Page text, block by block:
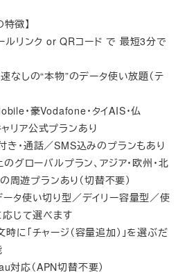
徴】
ルリンク or QRコード で 最短3分で
なしの“本物”のデータ使い放題（テ
・豪Vodafone・タイAIS・仏
リア公式プランあり
き・通話／SMS込みのプランもあり
グローバルプラン、アジア・欧州・北
周遊プランあり（切替不要）
タ使い切り型／デイリー容量型／使
じて選べます
に「チャージ（容量追加）」を選ぶだ
応（APN切替不要）